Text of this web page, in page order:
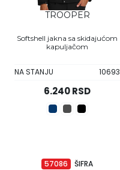
TROOPER
Softshell jakna sa skidajućom
kapuljačom
NA STANJU 10693
6.240 RSD
ŠIFRA
57086